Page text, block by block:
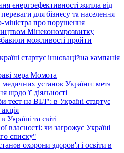
енергоефективності житла від
для бізнесу та населення
міністра про порушення
Мінекономрозвитку
можливості пройти
стартує інноваційна кампанія
мера Момота
медичних установ України: мета
щодо її діяльності
тест на ВІЛ": в Україні стартує
Україні та світі
власності: чи загрожує Україні
списку"
охорони здоров'я і освіти в